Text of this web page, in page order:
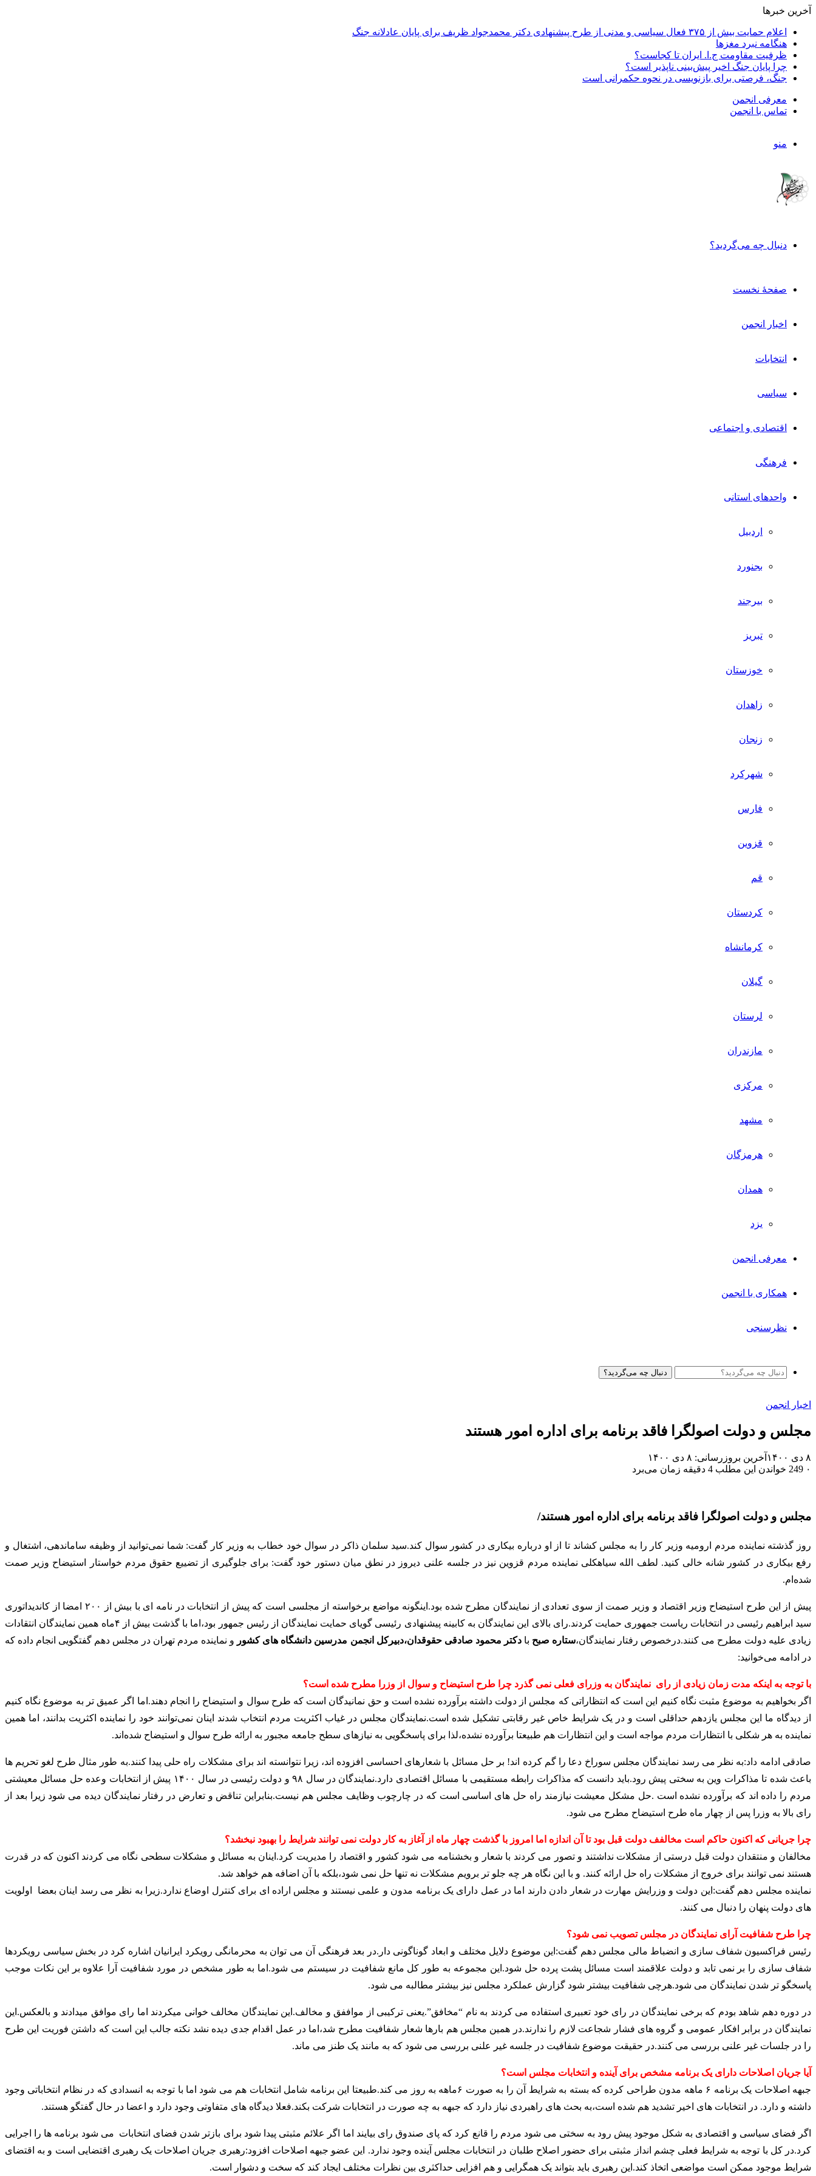
آخرین خبرها
اعلام حمایت بیش از ۳۷۵ فعال سیاسی و مدنی از طرح پیشنهادی دکتر محمدجواد ظریف برای پایان عادلانه جنگ
هنگامه نبرد مغزها
ظرفیت مقاومت ج.ا. ایران تا کجاست؟
چرا پایان جنگ اخیر پیش‌بینی ناپذیر است؟
جنگ، فرصتی برای بازنویسی در نحوه حکمرانی است
معرفی انجمن
تماس با انجمن
منو
دنبال چه می‌گردید؟
صفحۀ نخست
اخبار انجمن
انتخابات
سیاسی
اقتصادی و اجتماعی
فرهنگی
واحدهای استانی
اردبیل
بجنورد
بیرجند
تبریز
خوزستان
زاهدان
زنجان
شهرکرد
فارس
قزوین
قم
کردستان
کرمانشاه
گیلان
لرستان
مازندران
مرکزی
مشهد
هرمزگان
همدان
یزد
معرفی انجمن
همکاری با انجمن
نظرسنجی
دنبال چه می‌گردید؟
اخبار انجمن
مجلس و دولت اصولگرا فاقد برنامه برای اداره امور هستند
۸ دی ۱۴۰۰
آخرین بروزرسانی: ۸ دی ۱۴۰۰
۰
خواندن این مطلب 4 دقیقه زمان می‌برد
مجلس و دولت اصولگرا فاقد برنامه برای اداره امور هستند/
روز گذشته نماینده مردم ارومیه وزیر کار را به مجلس کشاند تا از او درباره بیکاری در کشور سوال کند.سید سلمان ذاکر در سوال خود خطاب به وزیر کار گفت: شما نمی‌توانید از وظیفه ساماندهی، اشتغال و
رفع بیکاری در کشور شانه خالی کنید. لطف الله سیاهکلی نماینده مردم قزوین نیز در جلسه علنی دیروز در نطق میان دستور خود گفت: برای جلوگیری از تضییع حقوق مردم خواستار استیضاح وزیر صمت
شده‌ام.
پیش از این طرح استیضاح وزیر اقتصاد و وزیر صمت از سوی تعدادی از نمایندگان مطرح شده بود.اینگونه مواضع برخواسته از مجلسی است که پیش از انتخابات در نامه ای با بیش از ۲۰۰ امضا از کاندیداتوری
سید ابراهیم رئیسی در انتخابات ریاست جمهوری حمایت کردند.رای بالای این نمایندگان به کابینه پیشنهادی رئیسی گویای حمایت نمایندگان از رئیس جمهور بود،اما با گذشت بیش از ۴ماه همین نمایندگان انتقادات
زیادی علیه دولت مطرح می کنند.درخصوص رفتار نمایندگان،ستاره صبح بادکتر محمود صادقی حقوقدان،دبیرکل انجمن مدرسین دانشگاه های کشور و نماینده مردم تهران در مجلس دهم گفتگویی انجام داده که
در ادامه می‌خوانید:
با توجه به اینکه مدت زمان زیادی از رای نمایندگان به وزرای فعلی نمی گذرد چرا طرح استیضاح و سوال از وزرا مطرح شده است؟
اگر بخواهیم به موضوع مثبت نگاه کنیم این است که انتظاراتی که مجلس از دولت داشته برآورده نشده است و حق نمانیدگان است که طرح سوال و استیضاح را انجام دهند.اما اگر عمیق تر به موضوع نگاه کنیم
از دیدگاه ما این مجلس یازدهم حداقلی است و در یک شرایط خاص غیر رقابتی تشکیل شده است.نمایندگان مجلس در غیاب اکثریت مردم انتخاب شدند اینان نمی‌توانند خود را نماینده اکثریت بدانند، اما همین
نماینده به هر شکلی با انتظارات مردم مواجه است و این انتظارات هم طبیعتا برآورده نشده،لذا برای پاسخگویی به نیازهای سطح جامعه مجبور به ارائه طرح سوال و استیضاح شده‌اند.
صادقی ادامه داد:به نظر می رسد نمایندگان مجلس سوراخ دعا را گم کرده اند! بر حل مسائل با شعارهای احساسی افزوده اند، زیرا نتوانسته اند برای مشکلات راه حلی پیدا کنند.به طور مثال طرح لغو تحریم ها
باعث شده تا مذاکرات وین به سختی پیش رود.باید دانست که مذاکرات رابطه مستقیمی با مسائل اقتصادی دارد.نمایندگان در سال ۹۸ و دولت رئیسی در سال ۱۴۰۰ پیش از انتخابات وعده حل مسائل معیشتی
مردم را داده اند که برآورده نشده است .حل مشکل معیشت نیازمند راه حل های اساسی است که در چارچوب وظایف مجلس هم نیست.بنابراین تناقض و تعارض در رفتار نمایندگان دیده می شود زیرا بعد از
رای بالا به وزرا پس از چهار ماه طرح استیضاح مطرح می شود.
چرا جریانی که اکنون حاکم است مخالفف دولت قبل بود تا آن اندازه اما امروز با گذشت چهار ماه از آغاز به کار دولت نمی توانند شرایط را بهبود نبخشد؟
مخالفان و منتقدان دولت قبل درستی از مشکلات نداشتند و تصور می کردند با شعار و بخشنامه می شود کشور و اقتصاد را مدیریت کرد.اینان به مسائل و مشکلات سطحی نگاه می کردند اکنون که در قدرت
هستند نمی توانند برای خروج از مشکلات راه حل ارائه کنند. و با این نگاه هر چه جلو تر برویم مشکلات نه تنها حل نمی شود،بلکه با آن اضافه هم خواهد شد.
نماینده مجلس دهم گفت:این دولت و وزرایش مهارت در شعار دادن دارند اما در عمل دارای یک برنامه مدون و علمی نیستند و مجلس اراده ای برای کنترل اوضاع ندارد.زیرا به نظر می رسد اینان بعضا اولویت
های دولت پنهان را دنبال می کنند.
چرا طرح شفافیت آرای نمایندگان در مجلس تصویب نمی شود؟
رئیس فراکسیون شفاف سازی و انضباط مالی مجلس دهم گفت:این موضوع دلایل مختلف و ابعاد گوناگونی دار.در بعد فرهنگی آن می توان به محرمانگی رویکرد ایرانیان اشاره کرد در بخش سیاسی رویکردها
شفاف سازی را بر نمی تابد و دولت علاقمند است مسائل پشت پرده حل شود.این مجموعه به طور کل مانع شفافیت در سیستم می شود.اما به طور مشخص در مورد شفافیت آرا علاوه بر این نکات موجب
پاسخگو تر شدن نمایندگان می شود.هرچی شفافیت بیشتر شود گزارش عملکرد مجلس نیز بیشتر مطالبه می شود.
در دوره دهم شاهد بودم که برخی نمایندگان در رای خود تعبیری استفاده می کردند به نام “مخافق”.یعنی ترکیبی از مواففق و مخالف.این نمایندگان مخالف خوانی میکردند اما رای موافق میدادند و بالعکس.این
نمایندگان در برابر افکار عمومی و گروه های فشار شجاعت لازم را ندارند.در همین مجلس هم بارها شعار شفافیت مطرح شد،اما در عمل اقدام جدی دیده نشد نکته جالب این است که داشتن فوریت این طرح
را در جلسات غیر علنی بررسی می کنند.در حقیقت موضوع شفافیت در جلسه غیر علنی بررسی می شود که به مانند یک طنز می ماند.
آیا جریان اصلاحات دارای یک برنامه مشخص برای آینده و انتخابات مجلس است؟
جبهه اصلاحات یک برنامه ۶ ماهه مدون طراحی کرده که بسته به شرایط آن را به صورت ۶ماهه به روز می کند.طبیعتا این برنامه شامل انتخابات هم می شود اما با توجه به انسدادی که در نظام انتخاباتی وجود
داشته و دارد. در انتخابات های اخیر تشدید هم شده است،به بحث های راهبردی نیاز دارد که جبهه به چه صورت در انتخابات شرکت بکند.فعلا دیدگاه های متفاوتی وجود دارد و اعضا در حال گفتگو هستند.
اگر فضای سیاسی و اقتصادی به شکل موجود پیش رود به سختی می شود مردم را قانع کرد که پای صندوق رای بیایند اما اگر علائم مثبتی پیدا شود برای بازتر شدن فضای انتخابات می شود برنامه ها را اجرایی
کرد.در کل با توجه به شرایط فعلی چشم انداز مثبتی برای حضور اصلاح طلبان در انتخابات مجلس آینده وجود ندارد. این عضو جبهه اصلاحات افزود:رهبری جریان اصلاحات یک رهبری اقتضایی است و به اقتضای
شرایط موجود ممکن است مواضعی اتخاذ کند.این رهبری باید بتواند یک همگرایی و هم افزایی حداکثری بین نظرات مختلف ایجاد کند که سخت و دشوار است.